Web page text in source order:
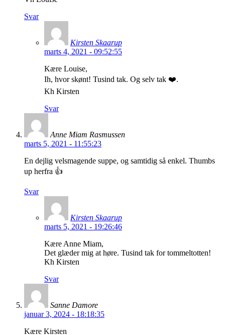
Svar
Kirsten Skaarup
marts 4, 2021 - 09:52:55
Kære Louise,
Ih, hvor skønt! Tusind tak. Og selv tak ❤️.
Kh Kirsten
Svar
Anne Miam Rasmussen
marts 5, 2021 - 11:55:23
En dejlig velsmagende suppe, og samtidig så enkel. Thumbs
up herfra 👍
Svar
Kirsten Skaarup
marts 5, 2021 - 19:26:46
Kære Anne Miam,
Det glæder mig at høre. Tusind tak for tommeltotten!
Kh Kirsten
Svar
Sanne Damore
januar 3, 2024 - 18:18:35
Kære Kirsten